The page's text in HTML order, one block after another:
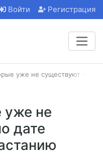
Войти Регистрация
уже не существуют — по
уже не
дате